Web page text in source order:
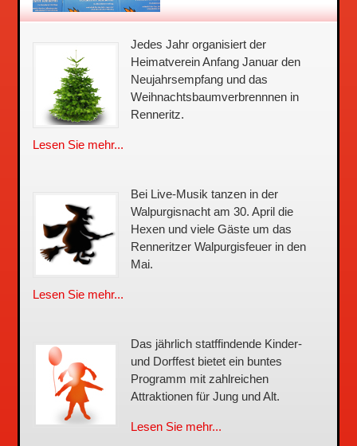
Jedes Jahr organisiert der
Heimatverein Anfang Januar den
Neujahrsempfang und das
Weihnachtsbaum­verbrennnen in
Renneritz.
Lesen Sie mehr...
Bei Live-Musik tanzen in der
Walpurgisnacht am 30. April die
Hexen und viele Gäste um das
Renneritzer Walpurgisfeuer in den
Mai.
Lesen Sie mehr...
Das jährlich statffindende Kinder-
und Dorffest bietet ein buntes
Programm mit zahlreichen
Attraktionen für Jung und Alt.
Lesen Sie mehr...